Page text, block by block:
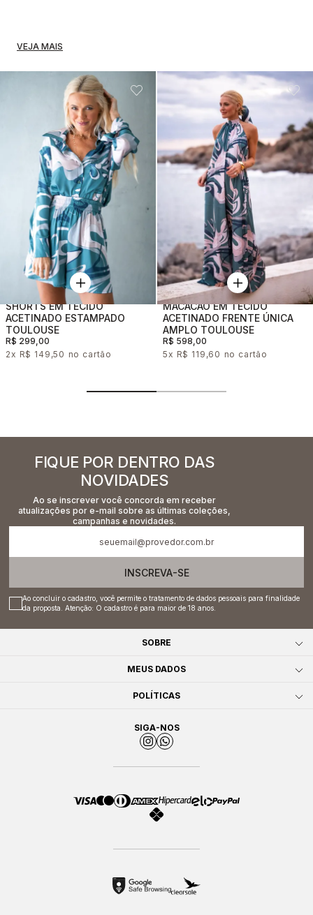
VEJA MAIS
SHORTS EM TECIDO
ACETINADO ESTAMPADO
TOULOUSE
R$ 299,00
2x R$ 149,50
MACACÃO EM TECIDO
ACETINADO FRENTE ÚNICA
AMPLO TOULOUSE
R$ 598,00
5x R$ 119,60
FIQUE POR DENTRO DAS
NOVIDADES
Ao se inscrever você concorda em receber
atualizações por e-mail sobre as últimas coleções,
campanhas e novidades.
INSCREVA-SE
Ao concluir o cadastro, você permite o tratamento de dados pessoais para finalidade
da proposta. Atenção: O cadastro é para maior de 18 anos.
SOBRE
MEUS DADOS
POLÍTICAS
SIGA-NOS